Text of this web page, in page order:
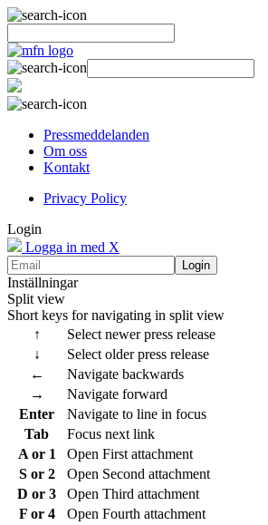
Pressmeddelanden
Om oss
Kontakt
Privacy Policy
Login
Logga in med X
Login
Inställningar
Split view
Short keys for navigating in split view
↑
Select newer press release
↓
Select older press release
←
Navigate backwards
→
Navigate forward
Enter
Navigate to line in focus
Tab
Focus next link
A or 1
Open First attachment
S or 2
Open Second attachment
D or 3
Open Third attachment
F or 4
Open Fourth attachment